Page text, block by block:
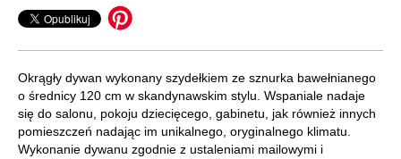
Okrągły dywan wykonany szydełkiem ze sznurka bawełnianego
o średnicy 120 cm w skandynawskim stylu. Wspaniale nadaje
się do salonu, pokoju dziecięcego, gabinetu, jak również innych
pomieszczeń nadając im unikalnego, oryginalnego klimatu.
Wykonanie dywanu zgodnie z ustaleniami mailowymi i